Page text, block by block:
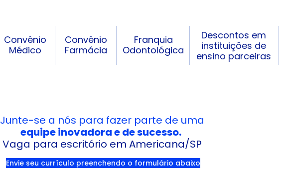
Convênio
Médico
Convênio
Farmácia
Franquia
Odontológica
Descontos em
instituições de
ensino parceiras
Junte-se a nós para fazer parte de uma
equipe inovadora e de sucesso.
Vaga para escritório em Americana/SP
Envie seu currículo preenchendo o formulário abaixo